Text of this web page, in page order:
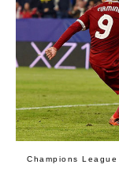
Champions League